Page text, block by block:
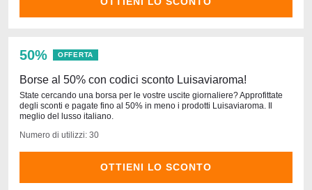
50% OFFERTA
Borse al 50% con codici sconto Luisaviaroma!
State cercando una borsa per le vostre uscite giornaliere? Approfittate
degli sconti e pagate fino al 50% in meno i prodotti Luisaviaroma. Il
meglio del lusso italiano.
Numero di utilizzi: 30
OTTIENI LO SCONTO